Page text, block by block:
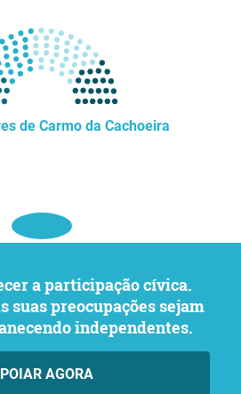
de Carmo da Cachoeira
suas preocupações sejam
independentes.
AGORA